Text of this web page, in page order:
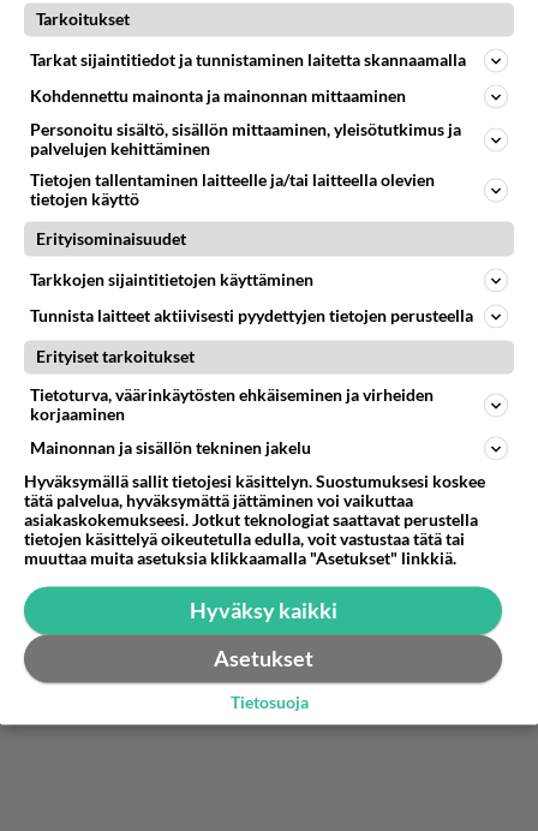
vihreästä paketista en tykännyt.
Äänestä Kommentoi
Anonyymi00009
2026-02-27 18:54:14
Anonyymi00008kirjoitti:
Täällä on Intenso halvinta euron paikkeilla ja
lehdessäkin ollut juttua, en muista olenko juonut.
Emilia oli n. 2€, ok kun ei laita liikaa tai maistuu
palaneelta. 6€ Vilhelmiina enemmän omaan makuun,
pitää maistella muitakin. Jostakin vihreästä paketista
en tykännyt.
Lue lisää
Emilia siitä hyvä että peittää paremmin
makeutusaineen maun.
Äänestä Kommentoi
Tarkoitukset
Tarkat sijaintitiedot ja tunnistaminen laitetta skannaamalla
Kohdennettu mainonta ja mainonnan mittaaminen
Personoitu sisältö, sisällön mittaaminen, yleisötutkimus ja
palvelujen kehittäminen
Tietojen tallentaminen laitteelle ja/tai laitteella olevien
tietojen käyttö
Erityisominaisuudet
Tarkkojen sijaintitietojen käyttäminen
Tunnista laitteet aktiivisesti pyydettyjen tietojen perusteella
Erityiset tarkoitukset
Tietoturva, väärinkäytösten ehkäiseminen ja virheiden
korjaaminen
Mainonnan ja sisällön tekninen jakelu
Hyväksymällä sallit tietojesi käsittelyn. Suostumuksesi koskee
tätä palvelua, hyväksymättä jättäminen voi vaikuttaa
asiakaskokemukseesi. Jotkut teknologiat saattavat perustella
tietojen käsittelyä oikeutetulla edulla, voit vastustaa tätä tai
muuttaa muita asetuksia klikkaamalla "Asetukset" linkkiä.
Hyväksy kaikki
Asetukset
Tietosuoja